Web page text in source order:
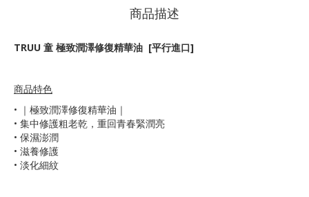
商品描述
TRUU 童 極致潤澤修復精華油 [平行進口]
商品特色
• ｜極致潤澤修復精華油｜
• 集中修護粗老乾，重回青春緊潤亮
• 保濕澎潤
• 滋養修護
• 淡化細紋